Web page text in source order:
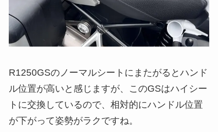
R1250GSのノーマルシートにまたがるとハンド
ル位置が高いと感じますが、このGSはハイシー
トに交換しているので、相対的にハンドル位置
が下がって姿勢がラクですね。